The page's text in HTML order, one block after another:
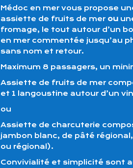
Médoc en mer vous propose
assiette de fruits de mer ou
fromage, le tout autour d’un
en mer commentée jusqu’au
sans nom et retour.
Maximum 8 passagers, un
Assiette de fruits de mer
et 1 langoustine autour d’un
ou
Assiette de charcuterie
jambon blanc, de pâté
ou régional).
Convivialité et simplicité sont